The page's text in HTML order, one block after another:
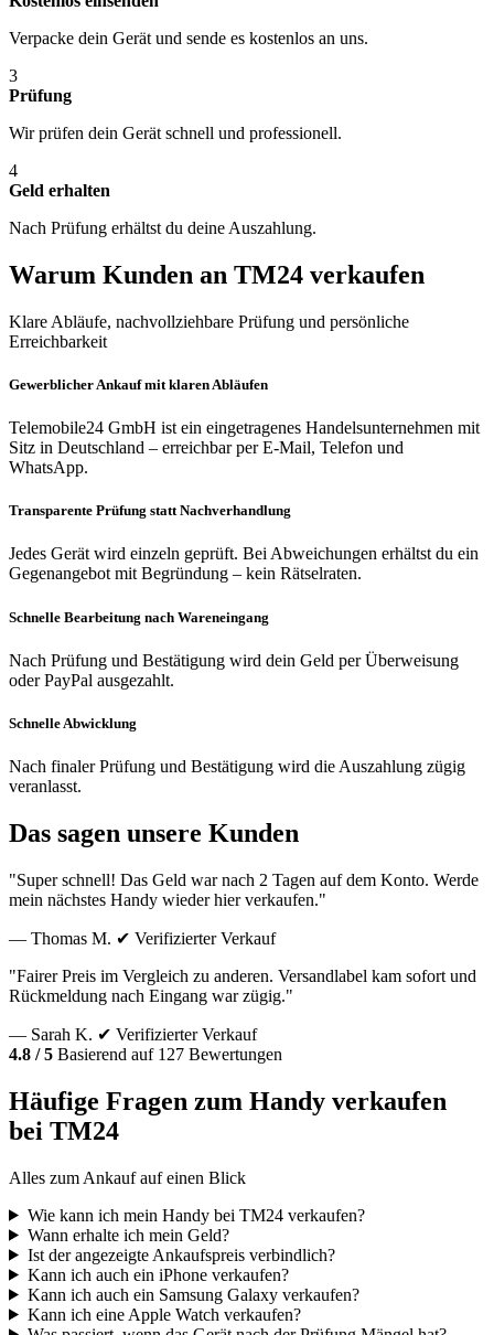
Verpacke dein Gerät und sende es kostenlos an uns.
3
Prüfung
Wir prüfen dein Gerät schnell und professionell.
4
Geld erhalten
Nach Prüfung erhältst du deine Auszahlung.
Warum Kunden an TM24 verkaufen
Klare Abläufe, nachvollziehbare Prüfung und persönliche
Erreichbarkeit
Gewerblicher Ankauf mit klaren Abläufen
Telemobile24 GmbH ist ein eingetragenes Handelsunternehmen mit
Sitz in Deutschland – erreichbar per E-Mail, Telefon und
WhatsApp.
Transparente Prüfung statt Nachverhandlung
Jedes Gerät wird einzeln geprüft. Bei Abweichungen erhältst du ein
Gegenangebot mit Begründung – kein Rätselraten.
Schnelle Bearbeitung nach Wareneingang
Nach Prüfung und Bestätigung wird dein Geld per Überweisung
oder PayPal ausgezahlt.
Schnelle Abwicklung
Nach finaler Prüfung und Bestätigung wird die Auszahlung zügig
veranlasst.
Das sagen unsere Kunden
"Super schnell! Das Geld war nach 2 Tagen auf dem Konto. Werde
mein nächstes Handy wieder hier verkaufen."
— Thomas M. ✔ Verifizierter Verkauf
"Fairer Preis im Vergleich zu anderen. Versandlabel kam sofort und
Rückmeldung nach Eingang war zügig."
— Sarah K. ✔ Verifizierter Verkauf
4.8 / 5 Basierend auf 127 Bewertungen
Häufige Fragen zum Handy verkaufen
bei TM24
Alles zum Ankauf auf einen Blick
Wie kann ich mein Handy bei TM24 verkaufen?
Wann erhalte ich mein Geld?
Ist der angezeigte Ankaufspreis verbindlich?
Kann ich auch ein iPhone verkaufen?
Kann ich auch ein Samsung Galaxy verkaufen?
Kann ich eine Apple Watch verkaufen?